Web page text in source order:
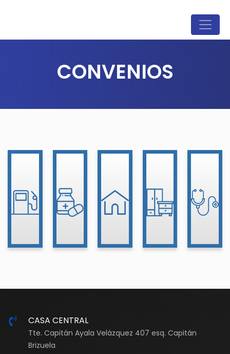
CONVENIOS
DE
SERVICIO
FARMACIA INMUEBLES MUEBLERIA
SEGURO
MEDICO
CASA CENTRAL
Tte. Capitán Ayala Velázquez 407 esq. Capitán
Brizuela